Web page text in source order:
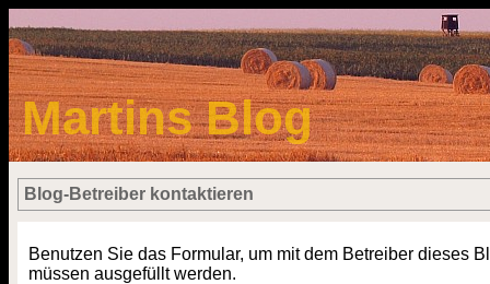
Martins Blog
Blog-Betreiber kontaktieren
Benutzen Sie das Formular, um mit dem Betreiber dieses
müssen ausgefüllt werden.